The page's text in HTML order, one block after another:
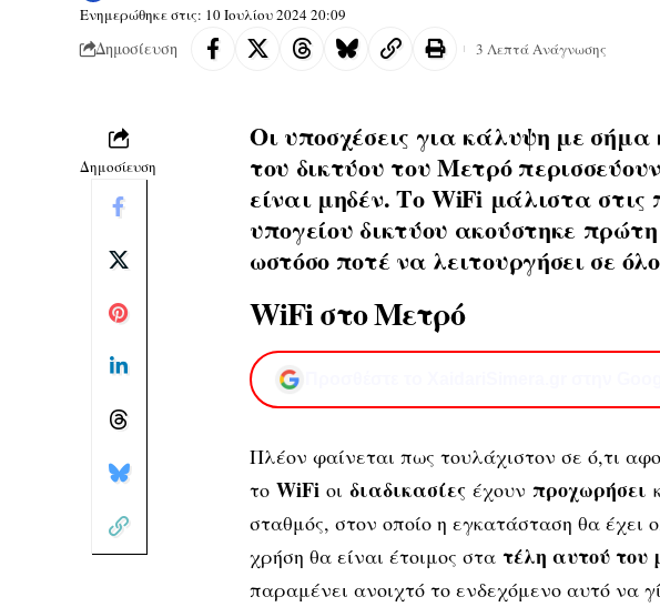
Ενημερώθηκε στις: 10 Ιουλίου 2024 20:09
Δημοσίευση 3 Λεπτά Ανάγνωσης
Δημοσίευση
Οι υποσχέσεις για κάλυψη με σήμα
του δικτύου του Μετρό
είναι μηδέν. ΤοWiFiμάλιστα στις
υπογείου δικτύου ακούστηκε
ωστόσο ποτέ να λειτουργήσει σε
WiFi στο Mετρό
Πλέον φαίνεται πως τουλάχιστον σε ό,τι
το WiFiοι διαδικασίεςέχουν προχωρήσει
σταθμός, στον οποίο η εγκατάσταση θα έχει
χρήση θα είναι έτοιμος στα τέλη αυτού του
παραμένει ανοιχτό το ενδεχόμενο αυτό να